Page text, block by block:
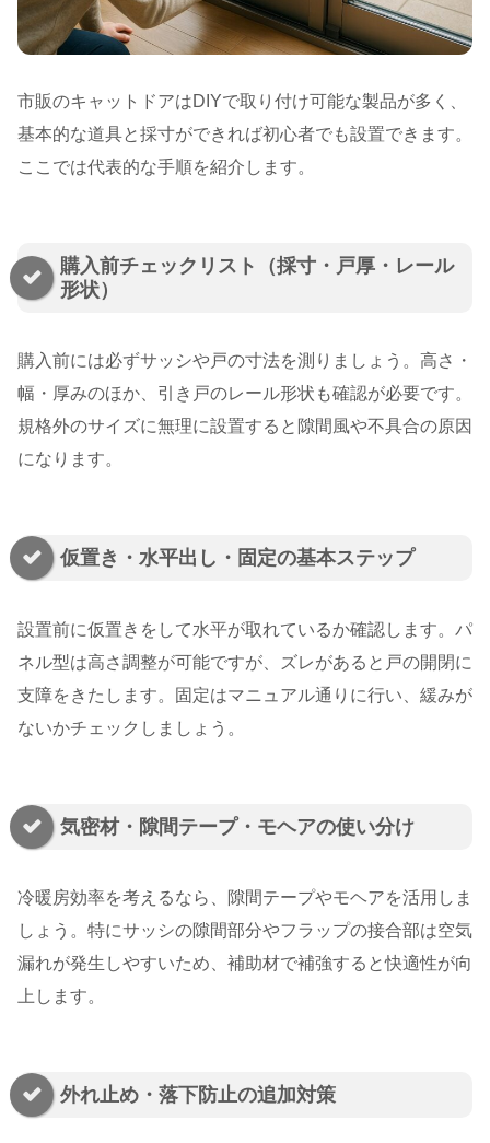
市販のキャットドアはDIYで取り付け可能な製品が多く、
基本的な道具と採寸ができれば初心者でも設置できます。
ここでは代表的な手順を紹介します。
購入前チェックリスト（採寸・戸厚・レール
形状）
購入前には必ずサッシや戸の寸法を測りましょう。高さ・
幅・厚みのほか、引き戸のレール形状も確認が必要です。
規格外のサイズに無理に設置すると隙間風や不具合の原因
になります。
仮置き・水平出し・固定の基本ステップ
設置前に仮置きをして水平が取れているか確認します。パ
ネル型は高さ調整が可能ですが、ズレがあると戸の開閉に
支障をきたします。固定はマニュアル通りに行い、緩みが
ないかチェックしましょう。
気密材・隙間テープ・モヘアの使い分け
冷暖房効率を考えるなら、隙間テープやモヘアを活用しま
しょう。特にサッシの隙間部分やフラップの接合部は空気
漏れが発生しやすいため、補助材で補強すると快適性が向
上します。
外れ止め・落下防止の追加対策